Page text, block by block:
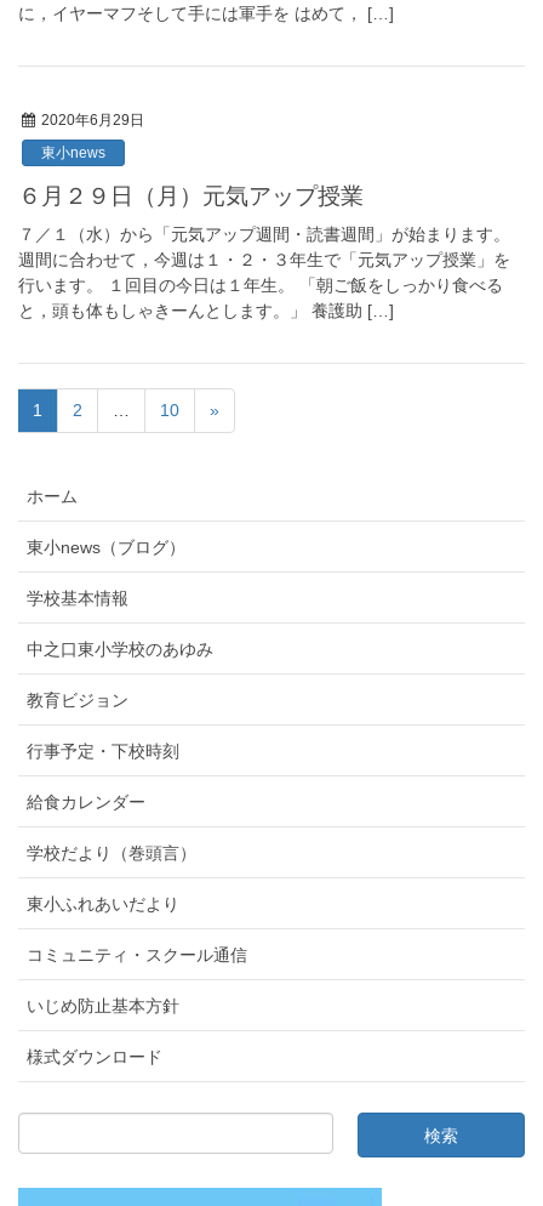
に，イヤーマフそして手には軍手を はめて， […]
2020年6月29日
東小news
６月２９日（月）元気アップ授業
７／１（水）から「元気アップ週間・読書週間」が始まります。
週間に合わせて，今週は１・２・３年生で「元気アップ授業」を
行います。 １回目の今日は１年生。 「朝ご飯をしっかり食べる
と，頭も体もしゃきーんとします。」 養護助 […]
1 2 10 »
ホーム
東小news（ブログ）
学校基本情報
中之口東小学校のあゆみ
教育ビジョン
行事予定・下校時刻
給食カレンダー
学校だより（巻頭言）
東小ふれあいだより
コミュニティ・スクール通信
いじめ防止基本方針
様式ダウンロード